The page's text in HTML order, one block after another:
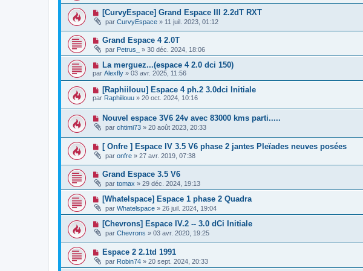
[CurvyEspace] Grand Espace III 2.2dT RXT
par CurvyEspace » 11 juil. 2023, 01:12
Grand Espace 4 2.0T
par Petrus_ » 30 déc. 2024, 18:06
La merguez...(espace 4 2.0 dci 150)
par Alexfly » 03 avr. 2025, 11:56
[Raphiilouu] Espace 4 ph.2 3.0dci Initiale
par Raphiilouu » 20 oct. 2024, 10:16
Nouvel espace 3V6 24v avec 83000 kms parti.....
par chtimi73 » 20 août 2023, 20:33
[ Onfre ] Espace IV 3.5 V6 phase 2 jantes Pleïades neuves posées
par onfre » 27 avr. 2019, 07:38
Grand Espace 3.5 V6
par tomax » 29 déc. 2024, 19:13
[Whatelspace] Espace 1 phase 2 Quadra
par Whatelspace » 26 juil. 2024, 19:04
[Chevrons] Espace IV.2 -- 3.0 dCi Initiale
par Chevrons » 03 avr. 2020, 19:25
Espace 2 2.1td 1991
par Robin74 » 20 sept. 2024, 20:33